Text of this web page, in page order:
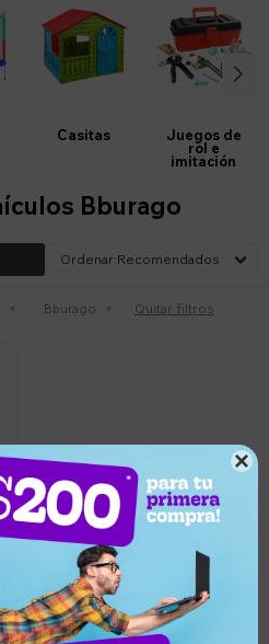

Casitas Juegos de
rol e
imitación
Bburago
Recomendados
Bburago Quitar filtros